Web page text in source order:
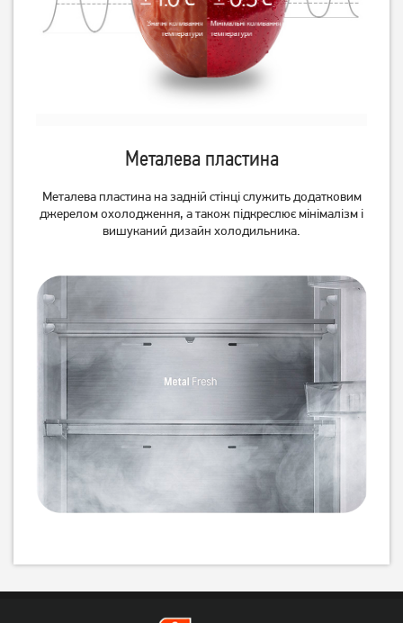
Металева пластина
Металева пластина на задній стінці служить додатковим
джерелом охолодження, а також підкреслює мінімалізм і
вишуканий дизайн холодильника.